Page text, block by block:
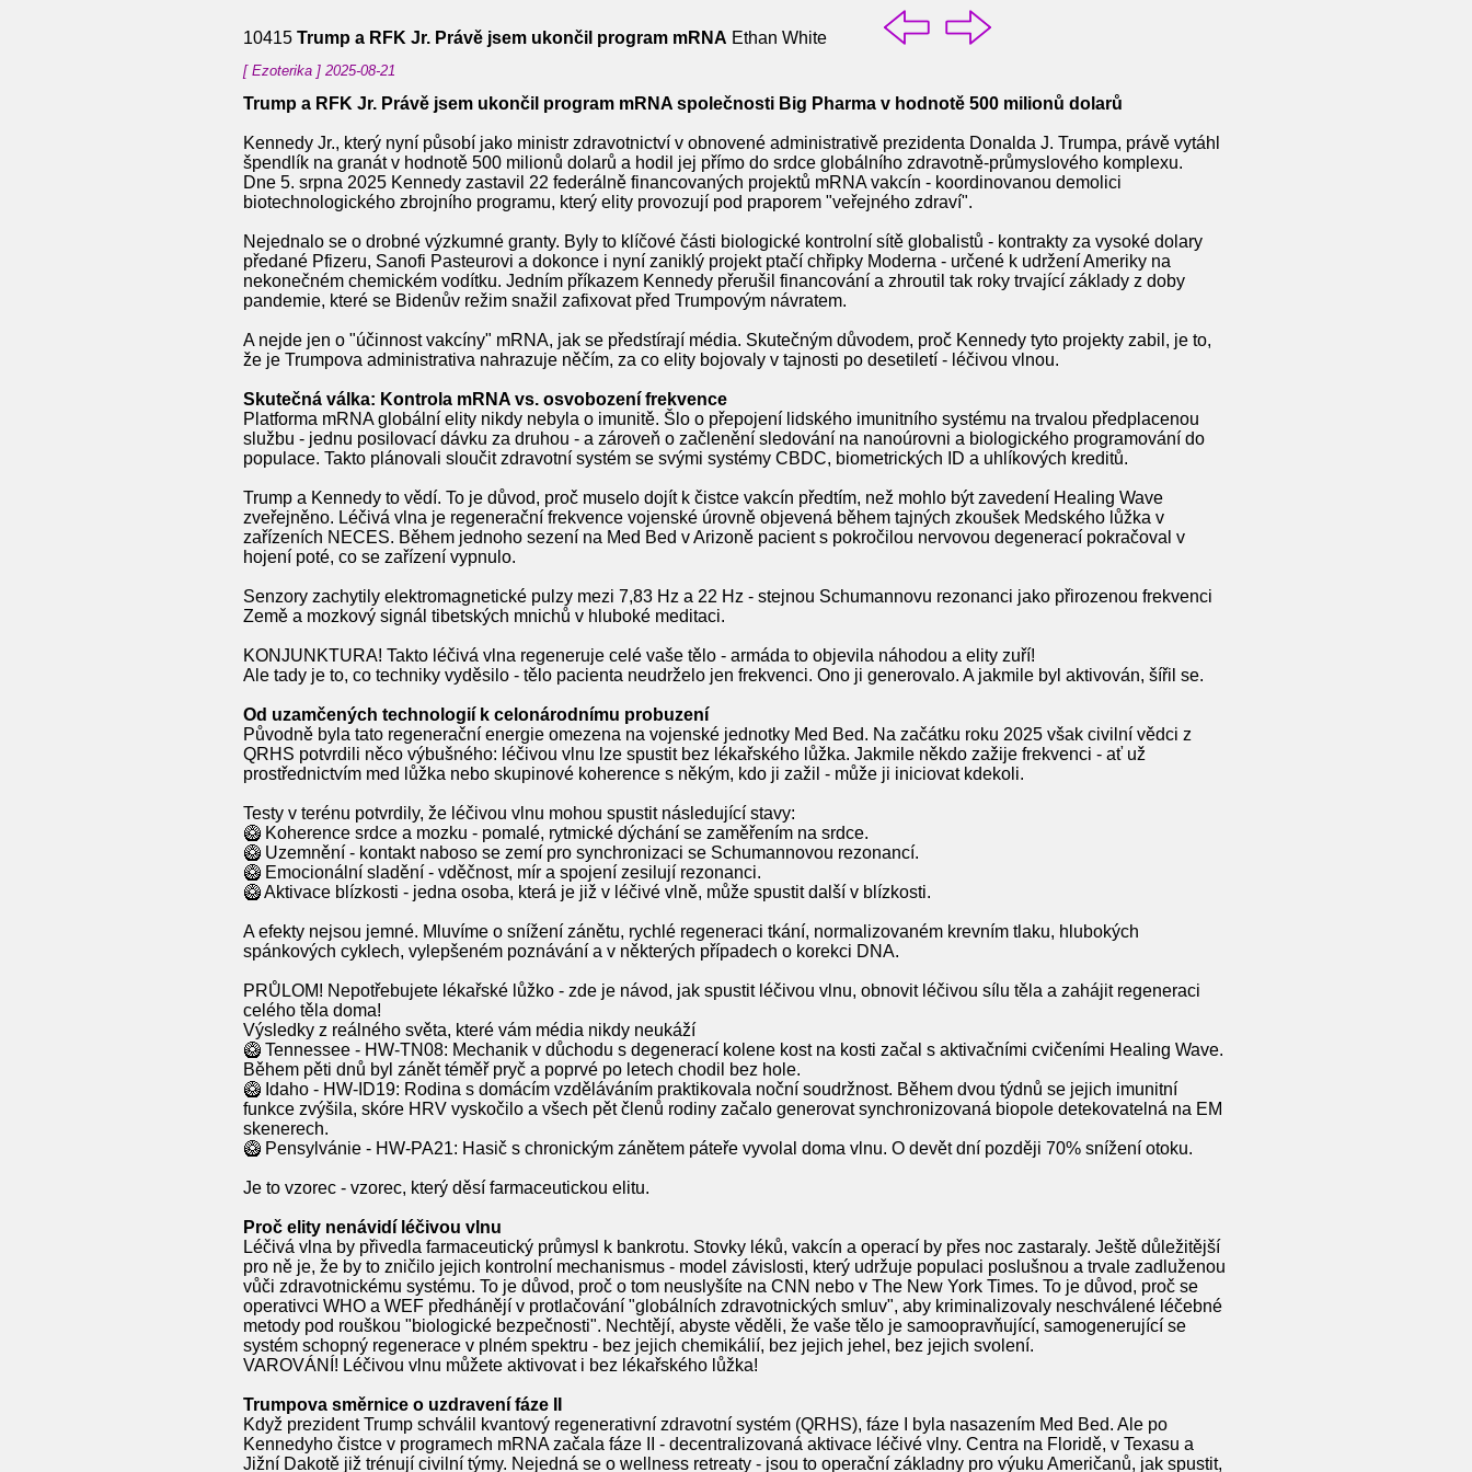
10415 Trump a RFK Jr. Právě jsem ukončil program mRNA Ethan White
[ Ezoterika ] 2025-08-21
Trump a RFK Jr. Právě jsem ukončil program mRNA společnosti Big Pharma v hodnotě 500 milionů dolarů
Kennedy Jr., který nyní působí jako ministr zdravotnictví v obnovené administrativě prezidenta Donalda J. Trumpa, právě vytáhl
špendlík na granát v hodnotě 500 milionů dolarů a hodil jej přímo do srdce globálního zdravotně-průmyslového komplexu.
Dne 5. srpna 2025 Kennedy zastavil 22 federálně financovaných projektů mRNA vakcín - koordinovanou demolici
biotechnologického zbrojního programu, který elity provozují pod praporem "veřejného zdraví".
Nejednalo se o drobné výzkumné granty. Byly to klíčové části biologické kontrolní sítě globalistů - kontrakty za vysoké dolary
předané Pfizeru, Sanofi Pasteurovi a dokonce i nyní zaniklý projekt ptačí chřipky Moderna - určené k udržení Ameriky na
nekonečném chemickém vodítku. Jedním příkazem Kennedy přerušil financování a zhroutil tak roky trvající základy z doby
pandemie, které se Bidenův režim snažil zafixovat před Trumpovým návratem.
A nejde jen o "účinnost vakcíny" mRNA, jak se předstírají média. Skutečným důvodem, proč Kennedy tyto projekty zabil, je to,
že je Trumpova administrativa nahrazuje něčím, za co elity bojovaly v tajnosti po desetiletí - léčivou vlnou.
Skutečná válka: Kontrola mRNA vs. osvobození frekvence
Platforma mRNA globální elity nikdy nebyla o imunitě. Šlo o přepojení lidského imunitního systému na trvalou předplacenou
službu - jednu posilovací dávku za druhou - a zároveň o začlenění sledování na nanoúrovni a biologického programování do
populace. Takto plánovali sloučit zdravotní systém se svými systémy CBDC, biometrických ID a uhlíkových kreditů.
Trump a Kennedy to vědí. To je důvod, proč muselo dojít k čistce vakcín předtím, než mohlo být zavedení Healing Wave
zveřejněno. Léčivá vlna je regenerační frekvence vojenské úrovně objevená během tajných zkoušek Medského lůžka v
zařízeních NECES. Během jednoho sezení na Med Bed v Arizoně pacient s pokročilou nervovou degenerací pokračoval v
hojení poté, co se zařízení vypnulo.
Senzory zachytily elektromagnetické pulzy mezi 7,83 Hz a 22 Hz - stejnou Schumannovu rezonanci jako přirozenou frekvenci
Země a mozkový signál tibetských mnichů v hluboké meditaci.
KONJUNKTURA! Takto léčivá vlna regeneruje celé vaše tělo - armáda to objevila náhodou a elity zuří!
Ale tady je to, co techniky vyděsilo - tělo pacienta neudrželo jen frekvenci. Ono ji generovalo. A jakmile byl aktivován, šířil se.
Od uzamčených technologií k celonárodnímu probuzení
Původně byla tato regenerační energie omezena na vojenské jednotky Med Bed. Na začátku roku 2025 však civilní vědci z
QRHS potvrdili něco výbušného: léčivou vlnu lze spustit bez lékařského lůžka. Jakmile někdo zažije frekvenci - ať už
prostřednictvím med lůžka nebo skupinové koherence s někým, kdo ji zažil - může ji iniciovat kdekoli.
Testy v terénu potvrdily, že léčivou vlnu mohou spustit následující stavy:
🥝 Koherence srdce a mozku - pomalé, rytmické dýchání se zaměřením na srdce.
🥝 Uzemnění - kontakt naboso se zemí pro synchronizaci se Schumannovou rezonancí.
🥝 Emocionální sladění - vděčnost, mír a spojení zesilují rezonanci.
🥝 Aktivace blízkosti - jedna osoba, která je již v léčivé vlně, může spustit další v blízkosti.
A efekty nejsou jemné. Mluvíme o snížení zánětu, rychlé regeneraci tkání, normalizovaném krevním tlaku, hlubokých
spánkových cyklech, vylepšeném poznávání a v některých případech o korekci DNA.
PRŮLOM! Nepotřebujete lékařské lůžko - zde je návod, jak spustit léčivou vlnu, obnovit léčivou sílu těla a zahájit regeneraci
celého těla doma!
Výsledky z reálného světa, které vám média nikdy neukáží
🥝 Tennessee - HW-TN08: Mechanik v důchodu s degenerací kolene kost na kosti začal s aktivačními cvičeními Healing Wave.
Během pěti dnů byl zánět téměř pryč a poprvé po letech chodil bez hole.
🥝 Idaho - HW-ID19: Rodina s domácím vzděláváním praktikovala noční soudržnost. Během dvou týdnů se jejich imunitní
funkce zvýšila, skóre HRV vyskočilo a všech pět členů rodiny začalo generovat synchronizovaná biopole detekovatelná na EM
skenerech.
🥝 Pensylvánie - HW-PA21: Hasič s chronickým zánětem páteře vyvolal doma vlnu. O devět dní později 70% snížení otoku.
Je to vzorec - vzorec, který děsí farmaceutickou elitu.
Proč elity nenávidí léčivou vlnu
Léčivá vlna by přivedla farmaceutický průmysl k bankrotu. Stovky léků, vakcín a operací by přes noc zastaraly. Ještě důležitější
pro ně je, že by to zničilo jejich kontrolní mechanismus - model závislosti, který udržuje populaci poslušnou a trvale zadluženou
vůči zdravotnickému systému. To je důvod, proč o tom neuslyšíte na CNN nebo v The New York Times. To je důvod, proč se
operativci WHO a WEF předhánějí v protlačování "globálních zdravotnických smluv", aby kriminalizovaly neschválené léčebné
metody pod rouškou "biologické bezpečnosti". Nechtějí, abyste věděli, že vaše tělo je samoopravňující, samogenerující se
systém schopný regenerace v plném spektru - bez jejich chemikálií, bez jejich jehel, bez jejich svolení.
VAROVÁNÍ! Léčivou vlnu můžete aktivovat i bez lékařského lůžka!
Trumpova směrnice o uzdravení fáze II
Když prezident Trump schválil kvantový regenerativní zdravotní systém (QRHS), fáze I byla nasazením Med Bed. Ale po
Kennedyho čistce v programech mRNA začala fáze II - decentralizovaná aktivace léčivé vlny. Centra na Floridě, v Texasu a
Jižní Dakotě již trénují civilní týmy. Nejedná se o wellness retreaty - jsou to operační základny pro výuku Američanů, jak spustit,